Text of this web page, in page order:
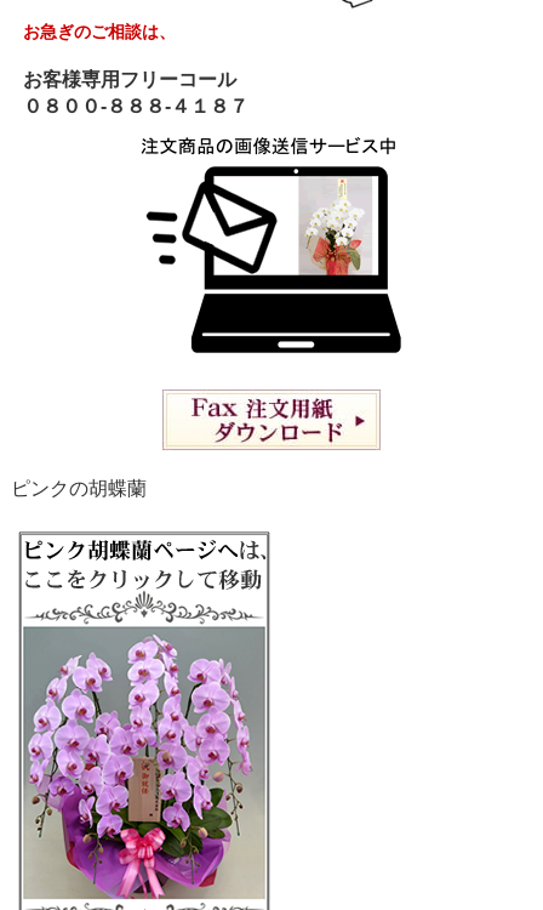
お急ぎのご相談は、
お客様専用フリーコール
０８００-８８８-４１８７
ピンクの胡蝶蘭